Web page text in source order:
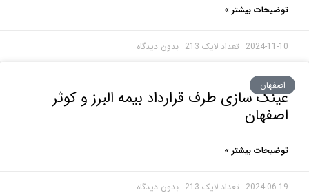
بیشتر »
2024- بدون دیدگاه
سازی طرف قرارداد بیمه البرز و کوثر
بیشتر »
2024- بدون دیدگاه